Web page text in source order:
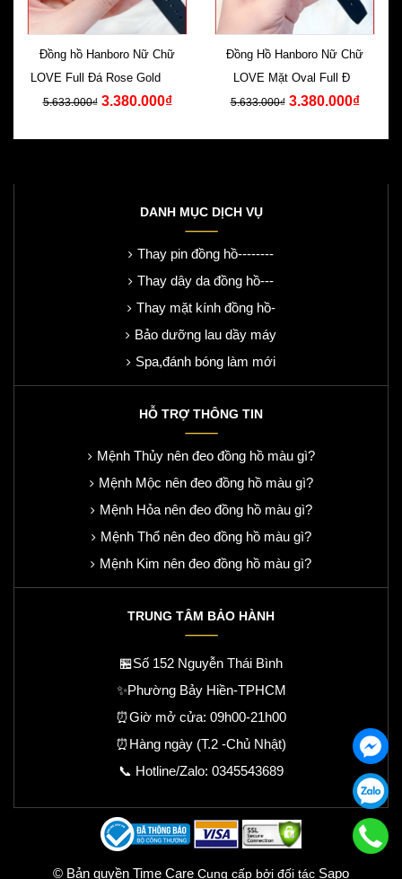
Đồng hồ Hanboro Nữ Chữ
LOVE Full Đá Rose Gold Dây
Silicone
5.633.000₫ 3.380.000₫
Đồng Hồ Hanboro Nữ Chữ
LOVE Mặt Oval Full Đá
Swarovski Silicone
5.633.000₫ 3.380.000₫
DANH MỤC DỊCH VỤ
Thay pin đồng hồ--------
Thay dây da đồng hồ---
Thay mặt kính đồng hồ-
Bảo dưỡng lau dầy máy
Spa,đánh bóng làm mới
HỖ TRỢ THÔNG TIN
Mệnh Thủy nên đeo đồng hồ màu gì?
Mệnh Mộc nên đeo đồng hồ màu gì?
Mệnh Hỏa nên đeo đồng hồ màu gì?
Mệnh Thổ nên đeo đồng hồ màu gì?
Mệnh Kim nên đeo đồng hồ màu gì?
TRUNG TÂM BẢO HÀNH
🏪Số 152 Nguyễn Thái Bình
✨Phường Bảy Hiền-TPHCM
⏰Giờ mở cửa: 09h00-21h00
⏰Hàng ngày (T.2 -Chủ Nhật)
📞 Hotline/Zalo: 0345543689
© Bản quyền Time Care Cung cấp bởi đối tác Sapo